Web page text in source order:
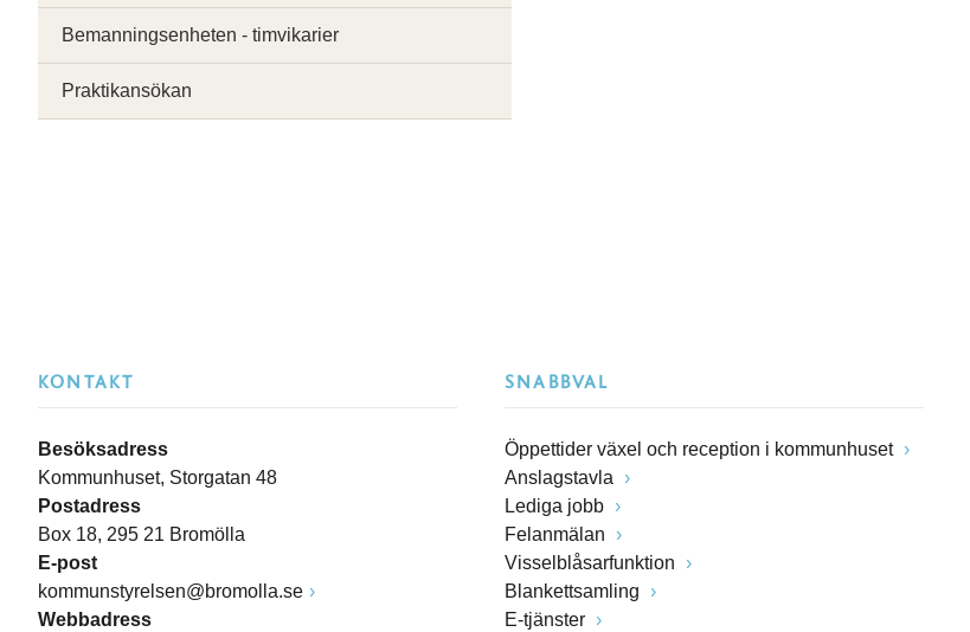
Bemanningsenheten - timvikarier
Praktikansökan
KONTAKT
Besöksadress
Kommunhuset, Storgatan 48
Postadress
Box 18, 295 21 Bromölla
E-post
kommunstyrelsen@bromolla.se
Webbadress
SNABBVAL
Öppettider växel och reception i kommunhuset
Anslagstavla
Lediga jobb
Felanmälan
Visselblåsarfunktion
Blankettsamling
E-tjänster